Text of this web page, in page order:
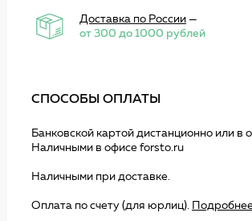
Доставка по России—
от 300 до 1000 рублей
СПОСОБЫ ОПЛАТЫ
Банковской картой дистанционно или в
Наличными в офисе forsto.ru
Наличными при доставке.
Оплата по счету (для юрлиц).